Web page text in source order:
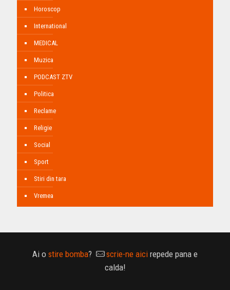
Horoscop
International
MEDICAL
Muzica
PODCAST ZTV
Politica
Reclame
Religie
Social
Sport
Stiri din tara
Vremea
Ai o stire bomba? scrie-ne aici repede pana e
calda!